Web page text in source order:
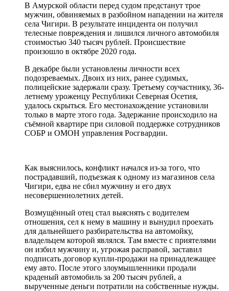
В Амурской области перед судом предстанут трое
мужчин, обвиняемых в разбойном нападении на жителя
села Чигири. В результате инцидента он получил
телесные повреждения и лишился личного автомобиля
стоимостью 340 тысяч рублей. Происшествие
произошло в октябре 2020 года.
В декабре были установлены личности всех
подозреваемых. Двоих из них, ранее судимых,
полицейские задержали сразу. Третьему соучастнику, 36-
летнему уроженцу Республики Северная Осетия,
удалось скрыться. Его местонахождение установили
только в марте этого года. Задержание происходило на
съёмной квартире при силовой поддержке сотрудников
СОБР и ОМОН управления Росгвардии.
Как выяснилось, конфликт начался из-за того, что
пострадавший, подъезжая к одному из магазинов села
Чигири, едва не сбил мужчину и его двух
несовершеннолетних детей.
Возмущённый отец стал выяснять с водителем
отношения, сел к нему в машину и вынудил проехать
для дальнейшего разбирательства на автомойку,
владельцем которой являлся. Там вместе с приятелями
он избил мужчину и, угрожая расправой, заставил
подписать договор купли-продажи на принадлежащее
ему авто. После этого злоумышленники продали
краденый автомобиль за 200 тысяч рублей, а
вырученные деньги потратили на собственные нужды.